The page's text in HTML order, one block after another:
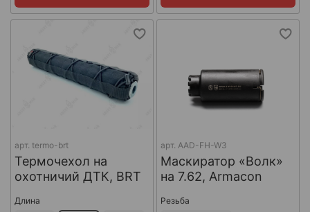
арт. termo-brt
Термочехол на
охотничий ДТК, BRT
Длина
арт. AAD-FH-W3
Маскиратор «Волк»
на 7.62, Armacon
Резьба